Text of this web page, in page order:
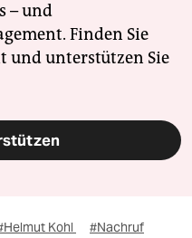
– und
Finden Sie
und unterstützen Sie
Kohl #Nachruf